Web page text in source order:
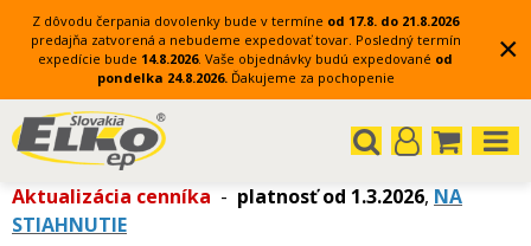
Z dôvodu čerpania dovolenky bude v termíne od 17.8. do 21.8.2026
predajňa zatvorená a nebudeme expedovať tovar. Posledný termín
expedície bude 14.8.2026. Vaše objednávky budú expedované od
pondelka 24.8.2026. Ďakujeme za pochopenie
×
Aktualizácia cenníka - platnosť od 1.3.2026, NA
STIAHNUTIE